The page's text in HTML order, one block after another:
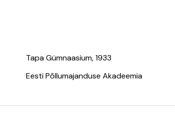
Tapa Gümnaasium, 1933
Eesti Põllumajanduse Akadeemia